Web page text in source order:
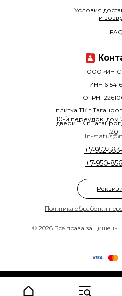
© 2026 Все права защищены.
Политика обработки
+7-950-
+7-952-
ООО «ИН-
плитка ТК
10-й переулок, дом
двери ТК
,20
ОГРН
ИНН
Условия
и
in-
Made on